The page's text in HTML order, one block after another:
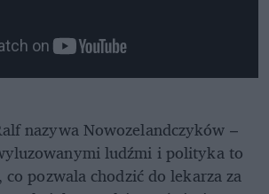
nazywa Nowozelandczyków –
ludźmi i polityka to
pozwala chodzić do lekarza za